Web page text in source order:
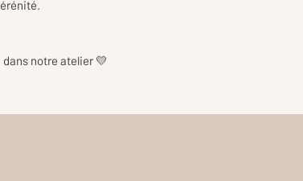
notre atelier 💛